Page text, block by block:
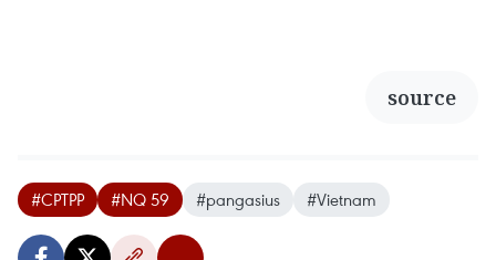
source
#CPTPP #NQ 59 #pangasius #Vietnam